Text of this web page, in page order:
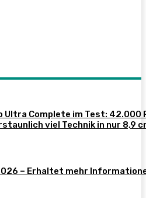
Ultra Complete im Test: 42.000
viel Technik in nur 8,9
– Erhaltet mehr